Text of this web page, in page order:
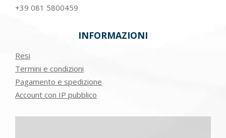
+39 081 5800459
INFORMAZIONI
Resi
Termini e condizioni
Pagamento e spedizione
Account con IP pubblico